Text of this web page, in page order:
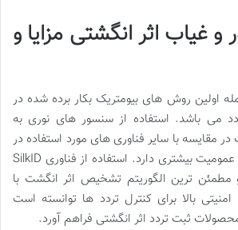
غیاب اثر انگشتی مزایا و
اولین روش های بیومتریک بکار برده شده در
می باشد. استفاده از سنسور های نوری به
مقایسه با سایر فناوری های مورد استفاده در
این حوزه، کاربردی تر و عمومیت بیشتری دارد. استفاده از فناوری SilkID
ترین الگوریتم تشخیص اثر انگشت با
بالا برای کنترل تردد ها توانسته است
ثبت تردد اثر انگشتی فراهم آورد.